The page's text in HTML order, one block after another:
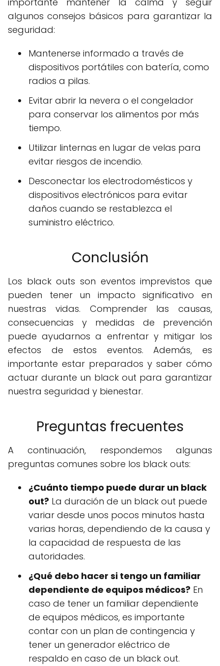
algunos consejos básicos para garantizar la
seguridad:
Mantenerse informado a través de
dispositivos portátiles con batería, como
radios a pilas.
Evitar abrir la nevera o el congelador
para conservar los alimentos por más
tiempo.
Utilizar linternas en lugar de velas para
evitar riesgos de incendio.
Desconectar los electrodomésticos y
dispositivos electrónicos para evitar
daños cuando se restablezca el
suministro eléctrico.
Conclusión
Los black outs son eventos imprevistos que
pueden tener un impacto significativo en
nuestras vidas. Comprender las causas,
consecuencias y medidas de prevención
puede ayudarnos a enfrentar y mitigar los
efectos de estos eventos. Además, es
importante estar preparados y saber cómo
actuar durante un black out para garantizar
nuestra seguridad y bienestar.
Preguntas frecuentes
A continuación, respondemos algunas
preguntas comunes sobre los black outs:
¿Cuánto tiempo puede durar un black
out? La duración de un black out puede
variar desde unos pocos minutos hasta
varias horas, dependiendo de la causa y
la capacidad de respuesta de las
autoridades.
¿Qué debo hacer si tengo un familiar
dependiente de equipos médicos? En
caso de tener un familiar dependiente
de equipos médicos, es importante
contar con un plan de contingencia y
tener un generador eléctrico de
respaldo en caso de un black out.